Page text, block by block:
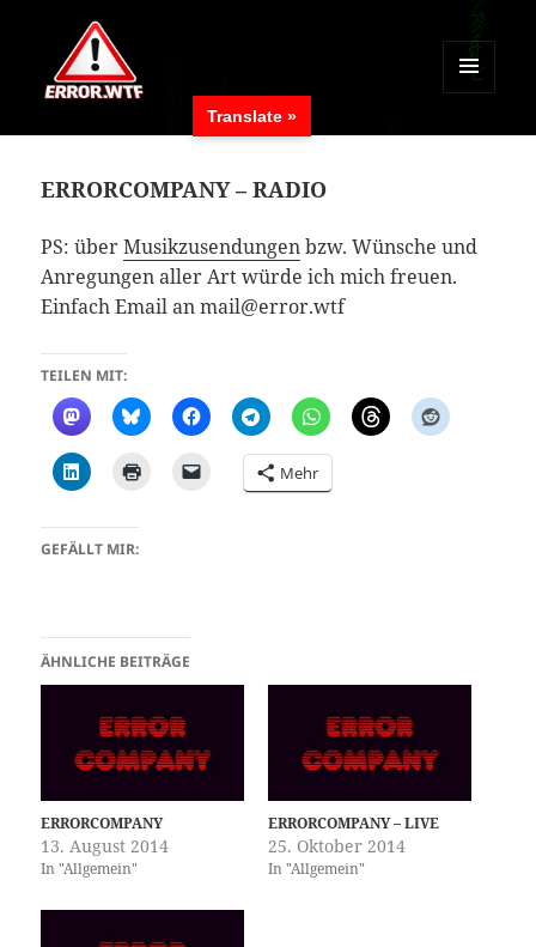
MENÜ
WIDGETS
ERRORCOMPANY – RADIO
PS: überMusikzusendungenbzw. Wünsche und
Anregungen aller Art würde ich mich freuen.
Einfach Email an mail@error.wtf
TEILEN MIT:
Mehr
GEFÄLLT MIR:
ÄHNLICHE BEITRÄGE
ERRORCOMPANY
13. August 2014
In "Allgemein"
ERRORCOMPANY – LIVE
25. Oktober 2014
In "Allgemein"
Translate »